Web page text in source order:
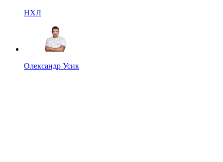
НХЛ
Олександр Усик